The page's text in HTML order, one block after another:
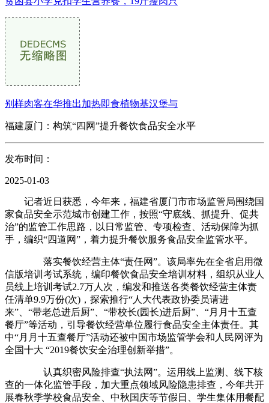
别样肉客在华推出加热即食植物基汉堡与
福建厦门：构筑“四网”提升餐饮食品安全水平
发布时间：
2025-01-03
记者近日获悉，今年来，福建省厦门市市场监管局围绕国
家食品安全示范城市创建工作，按照“守底线、抓提升、促共
治”的监管工作思路，以日常监管、专项检查、活动保障为抓
手，编织“四道网”，着力提升餐饮服务食品安全监管水平。
落实餐饮经营主体“责任网”。该局率先在全省启用微
信版培训考试系统，编印餐饮食品安全培训材料，组织从业人
员线上培训考试2.7万人次，编发和推送各类餐饮经营主体责
任清单9.9万份(次)，探索推行“人大代表政协委员请进
来”、“带老总进后厨”、“带校长(园长)进后厨”、“月月十五查
餐厅”等活动，引导餐饮经营单位履行食品安全主体责任。其
中“月月十五查餐厅”活动还被中国市场监管学会和人民网评为
全国十大 “2019餐饮安全治理创新举措”。
认真织密风险排查“执法网”。运用线上监测、线下核
查的一体化监管手段，加大重点领域风险隐患排查，今年共开
展春秋季学校食品安全、中秋国庆等节假日、学生集体用餐配